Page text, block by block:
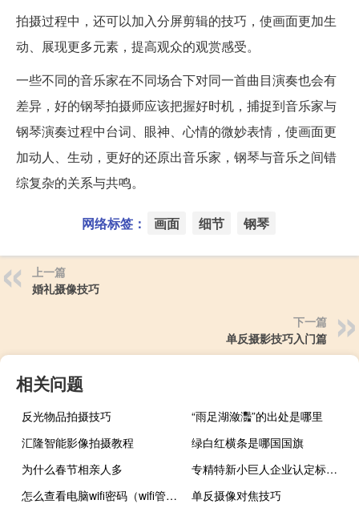
拍摄过程中，还可以加入分屏剪辑的技巧，使画面更加生
动、展现更多元素，提高观众的观赏感受。
一些不同的音乐家在不同场合下对同一首曲目演奏也会有
差异，好的钢琴拍摄师应该把握好时机，捕捉到音乐家与
钢琴演奏过程中台词、眼神、心情的微妙表情，使画面更
加动人、生动，更好的还原出音乐家，钢琴与音乐之间错
综复杂的关系与共鸣。
网络标签： 画面 细节 钢琴
上一篇
婚礼摄像技巧
下一篇
单反摄影技巧入门篇
相关问题
反光物品拍摄技巧
“雨足湖潋灩”的出处是哪里
汇隆智能影像拍摄教程
绿白红横条是哪国国旗
为什么春节相亲人多
专精特新小巨人企业认定标准（小巨人学前班）
怎么查看电脑wifi密码（wifi管理员密码是多少）
单反摄像对焦技巧